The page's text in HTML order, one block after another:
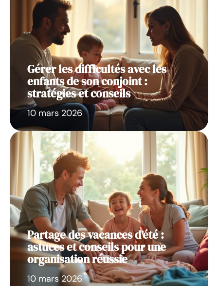
Gérer les difficultés avec les
enfants de son conjoint :
stratégies et conseils
10 mars 2026
Partage des vacances d’été :
astuces et conseils pour une
organisation réussie
10 mars 2026